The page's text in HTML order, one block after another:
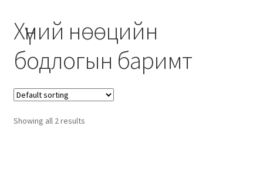
Гэрээний загвар
Ажил гүйцэтгэх гэрээ
Дотоод журмын багц
Журмууд​
Хүний нөөцийн
бодлогын баримт
Showing all 2 results